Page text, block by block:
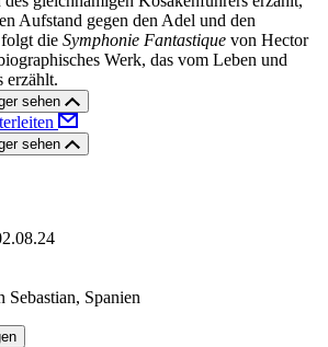
Aufstand gegen den Adel und den
die Symphonie Fantastique von Hector
Werk, das vom Leben und
erzählt.
sehen
sehen
Sebastian, Spanien